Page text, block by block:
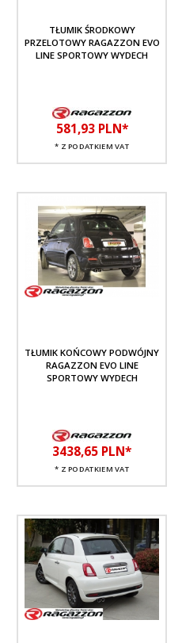
TŁUMIK ŚRODKOWY
PRZELOTOWY RAGAZZON EVO
LINE SPORTOWY WYDECH
581,93 PLN*
* Z PODATKIEM VAT
TŁUMIK KOŃCOWY PODWÓJNY
RAGAZZON EVO LINE
SPORTOWY WYDECH
3438,65 PLN*
* Z PODATKIEM VAT